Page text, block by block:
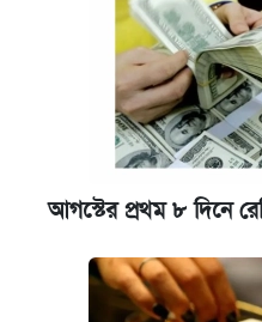
আজকের বাজারে
পাঁচ দপ্তরে নতুন সচিব
কবে হবে মেডিকেল ভর্তি
আজকের বাজারে স্বর্ণের
আগস্টের প্রথম ৮ দিনে